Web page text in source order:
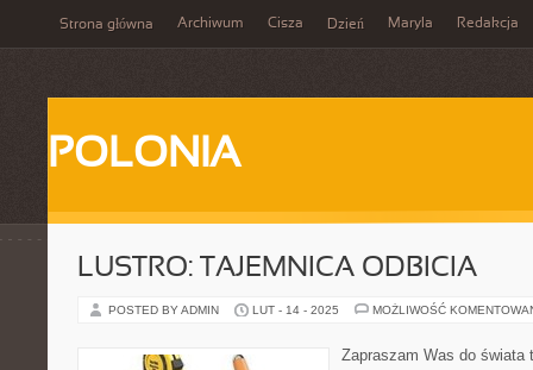
Strona główna Archiwum Cisza Dzień Maryla Redakcja
POLONIA
LUSTRO: TAJEMNICA ODBICIA
POSTED BY ADMIN LUT - 14 - 2025 MOŻLIWOŚĆ
Zapraszam Was do świata